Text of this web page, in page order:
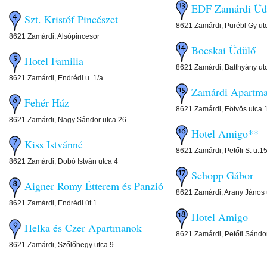
Szt. Kristóf Pincészet
8621 Zamárdi, Alsópincesor
Hotel Familia
8621 Zamárdi, Endrédi u. 1/a
Fehér Ház
8621 Zamárdi, Nagy Sándor utca 26.
Kiss Istvánné
8621 Zamárdi, Dobó István utca 4
Aigner Romy Étterem és Panzió
8621 Zamárdi, Endrédi út 1
Helka és Czer Apartmanok
8621 Zamárdi, Szőlőhegy utca 9
EDF Zamárdi
8621 Zamárdi, Purébl Gy
Bocskai Üdülő
8621 Zamárdi, Batthyány
Zamárdi
8621 Zamárdi, Eötvös utca
Hotel Amigo**
8621 Zamárdi, Petőfi S.
Schopp Gábor
8621 Zamárdi, Arany János
Hotel Amigo
8621 Zamárdi, Petőfi